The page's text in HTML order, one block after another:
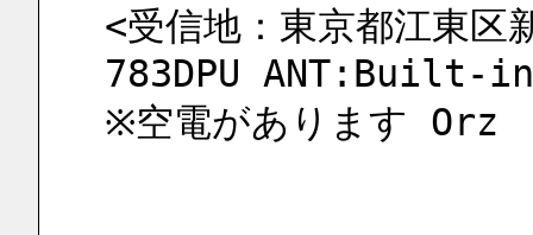
<受信地：東京都江東
783DPU ANT:Built-
※空電があります Orz